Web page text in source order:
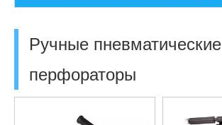
Ручные пневматические
перфораторы